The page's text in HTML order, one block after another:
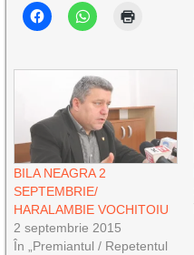
BILA NEAGRA 2
SEPTEMBRIE/
HARALAMBIE VOCHITOIU
2 septembrie 2015
În „Premiantul / Repetentul